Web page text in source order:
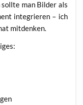
man Bil­der als
inte­grie­ren – ich
mitdenken.